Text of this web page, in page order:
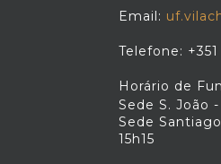
Email:
Telefone:
Horário de
Sede S. João
Sede
15h15